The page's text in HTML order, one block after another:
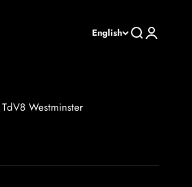
English Search
Login
Westminster